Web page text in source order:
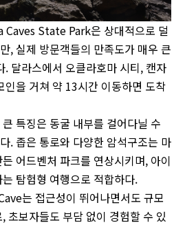
State Park은 상대적으로 덜
, 실제 방문객들의 만족도가 매우 큰
. 달라스에서 오클라호마 시티, 캔자
인을 거쳐 약 13시간 이동하면 도착
특징은 동굴 내부를 걸어다닐 수
. 좁은 통로와 다양한 암석구조는 마
어드벤처 파크를 연상시키며, 아이
탐험형 여행으로 적합하다.
는 접근성이 뛰어나면서도 규모
초보자들도 부담 없이 경험할 수 있